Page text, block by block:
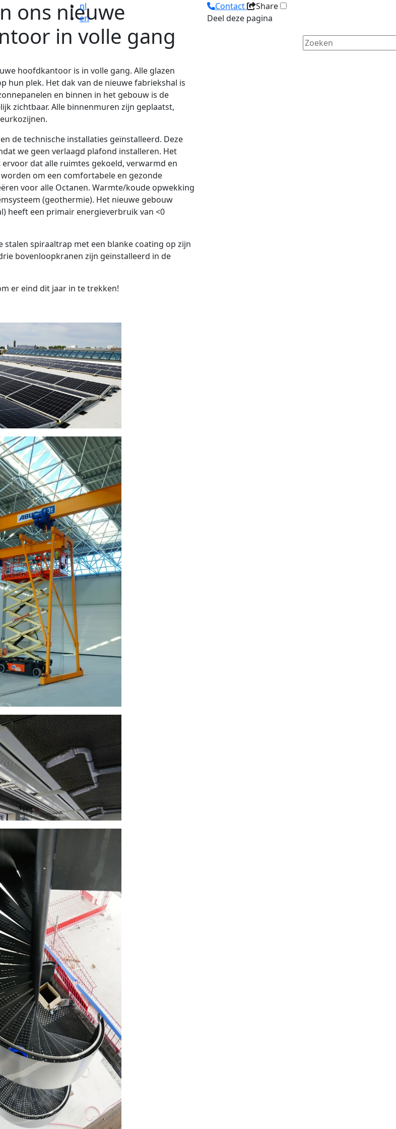
nl
en
ons nieuwe
in volle gang
hoofdkantoor is in volle gang. Alle glazen
hun plek. Het dak van de nieuwe fabriekshal is
en binnen in het gebouw is de
zichtbaar. Alle binnenmuren zijn geplaatst,
de technische installaties geïnstalleerd. Deze
we geen verlaagd plafond installeren. Het
dat alle ruimtes gekoeld, verwarmd en
om een comfortabele en gezonde
voor alle Octanen. Warmte/koude opwekking
(geothermie). Het nieuwe gebouw
heeft een primair energieverbruik van <0
stalen spiraaltrap met een blanke coating op zijn
bovenloopkranen zijn geïnstalleerd in de
er eind dit jaar in te trekken!
Contact
Share
Deel deze pagina